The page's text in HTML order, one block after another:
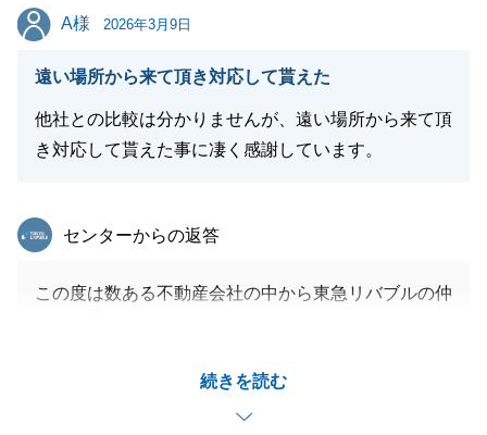
A様
A様 2026年3月9日
遠い場所から来て頂き対応して貰えた
他社との比較は分かりませんが、遠い場所から来て頂
き対応して貰えた事に凄く感謝しています。
続きを読む
東急リバブル
センターからの返答
この度は数ある不動産会社の中から東急リバブルの仲
今後とも不動産でお困りのことがございましたらお気